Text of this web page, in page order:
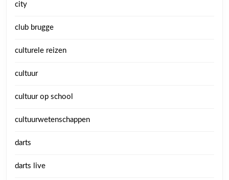
city
club brugge
culturele reizen
cultuur
cultuur op school
cultuurwetenschappen
darts
darts live